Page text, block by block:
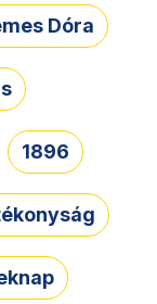
Dóra
1896